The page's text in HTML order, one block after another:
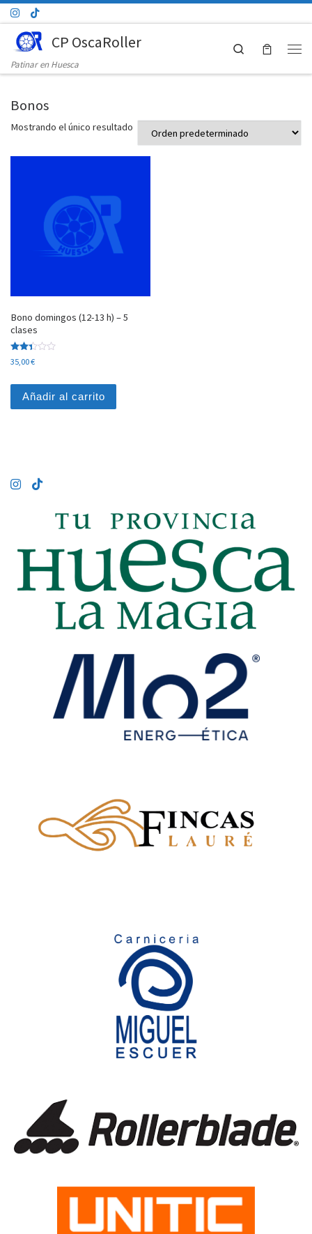
Saltar al contenido
CP OscaRoller
Patinar en Huesca
Search
Bonos
Mostrando el único resultado
Bono domingos (12-13 h) – 5
clases
Valor
ado
2.29
de 5
35,00€
Añadir al carrito